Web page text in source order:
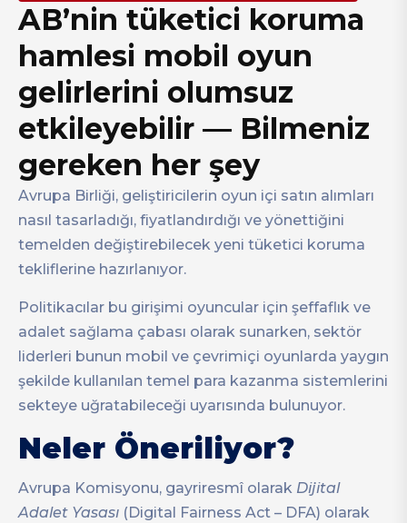
AB’nin tüketici koruma
hamlesi mobil oyun
gelirlerini olumsuz
etkileyebilir — Bilmeniz
gereken her şey
Avrupa Birliği, geliştiricilerin oyun içi satın alımları
nasıl tasarladığı, fiyatlandırdığı ve yönettiğini
temelden değiştirebilecek yeni tüketici koruma
tekliflerine hazırlanıyor.
Politikacılar bu girişimi oyuncular için şeffaflık ve
adalet sağlama çabası olarak sunarken, sektör
liderleri bunun mobil ve çevrimiçi oyunlarda yaygın
şekilde kullanılan temel para kazanma sistemlerini
sekteye uğratabileceği uyarısında bulunuyor.
Neler Öneriliyor?
Avrupa Komisyonu, gayriresmî olarak Dijital
Adalet Yasası (Digital Fairness Act – DFA) olarak